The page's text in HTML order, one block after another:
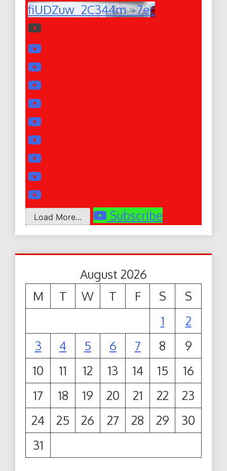
fiUDZuw_2C344m_-7ec
Load More... Subscribe
August 2026
M
T W T F S
S
1
2
3
4 5 6 7 8
9
10
11 12 13 14 15
16
17
18 19 20 21 22
23
24
25 26 27 28 29
30
31